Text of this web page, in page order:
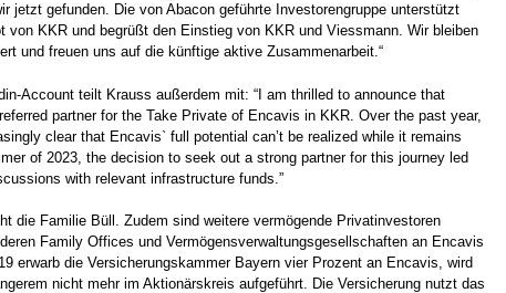
jetzt gefunden. Die von Abacon geführte Investorengruppe unterstützt
von KKR und begrüßt den Einstieg von KKR und Viessmann. Wir bleiben
und freuen uns auf die künftige aktive Zusammenarbeit.“
Account teilt Krauss außerdem mit: “I am thrilled to announce that
partner for the Take Private of Encavis in KKR. Over the past year,
clear that Encavis` full potential can’t be realized while it remains
of 2023, the decision to seek out a strong partner for this journey led
with relevant infrastructure funds.”
die Familie Büll. Zudem sind weitere vermögende Privatinvestoren
Family Offices und Vermögensverwaltungsgesellschaften an Encavis
erwarb die Versicherungskammer Bayern vier Prozent an Encavis, wird
nicht mehr im Aktionärskreis aufgeführt. Die Versicherung nutzt das